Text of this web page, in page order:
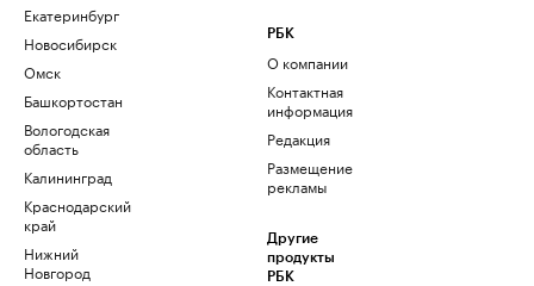
Екатеринбург
Новосибирск
Омск
Башкортостан
Вологодская
область
Калининград
Краснодарский
край
Нижний
Новгород
РБК
О компании
Контактная
информация
Редакция
Размещение
рекламы
Другие
продукты
РБК